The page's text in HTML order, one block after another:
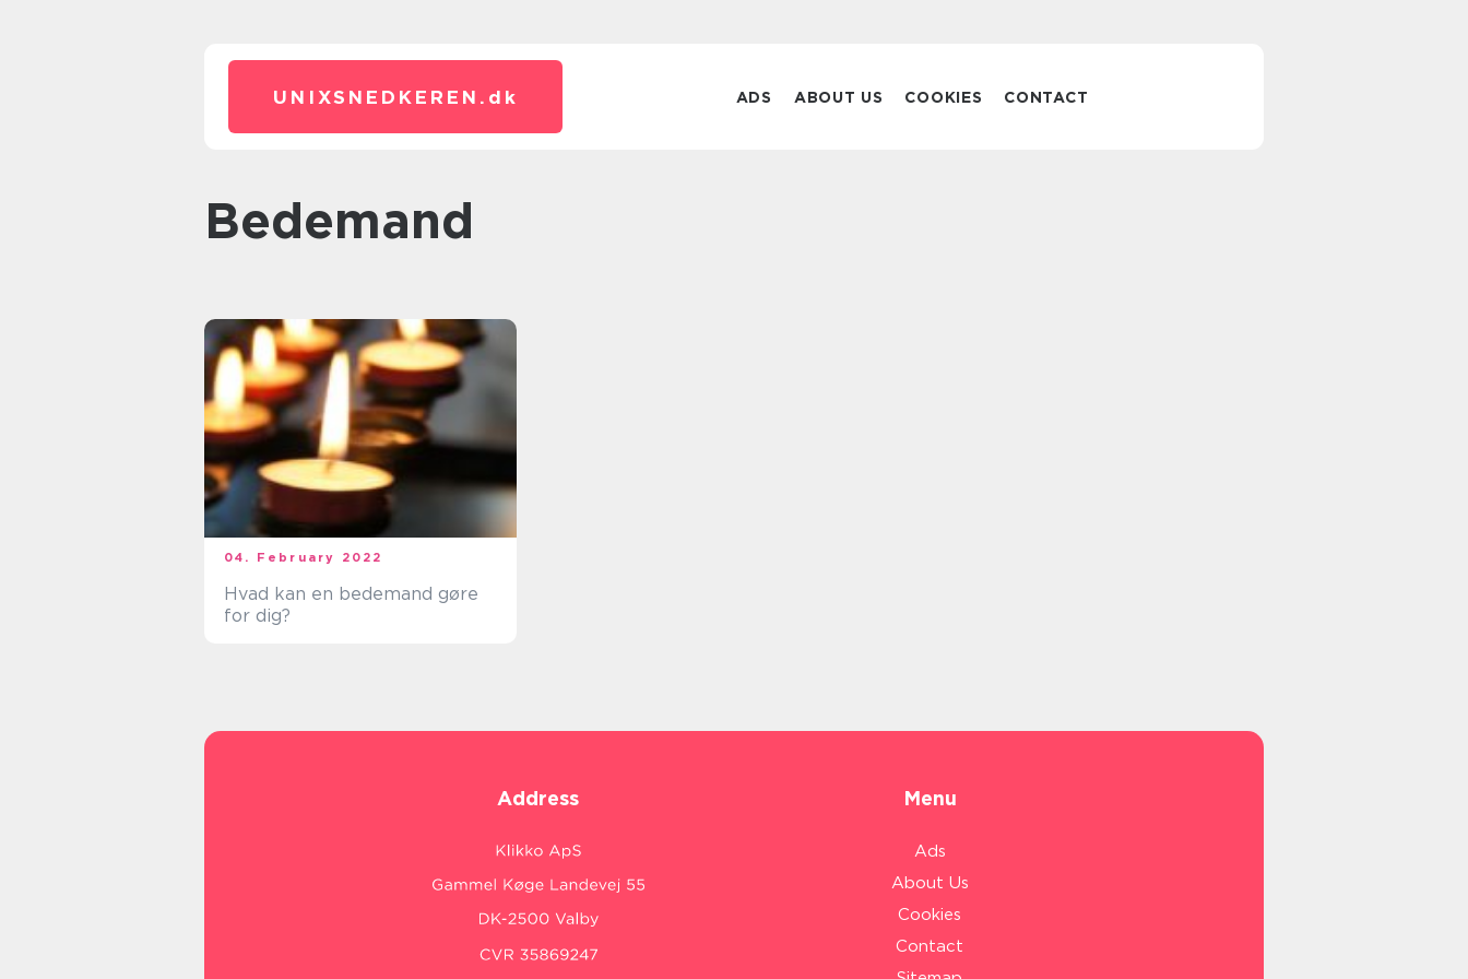
UNIXSNEDKEREN. dk ADS ABOUT US COOKIES CONTACT
bedemand
04. February 2022
Hvad kan en bedemand gøre
for dig?
Address Menu
Ads
About Us
Cookies
Contact